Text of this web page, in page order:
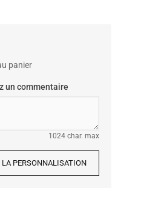
panier
un commentaire
1024 char. max
LA PERSONNALISATION